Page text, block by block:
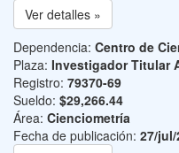
Ver detalles »
Dependencia: Centro de
Plaza: Investigador Titular
Registro: 79370-69
Sueldo: $29,266.44
Área: Cienciometría
Fecha de publicación: 27/jul/